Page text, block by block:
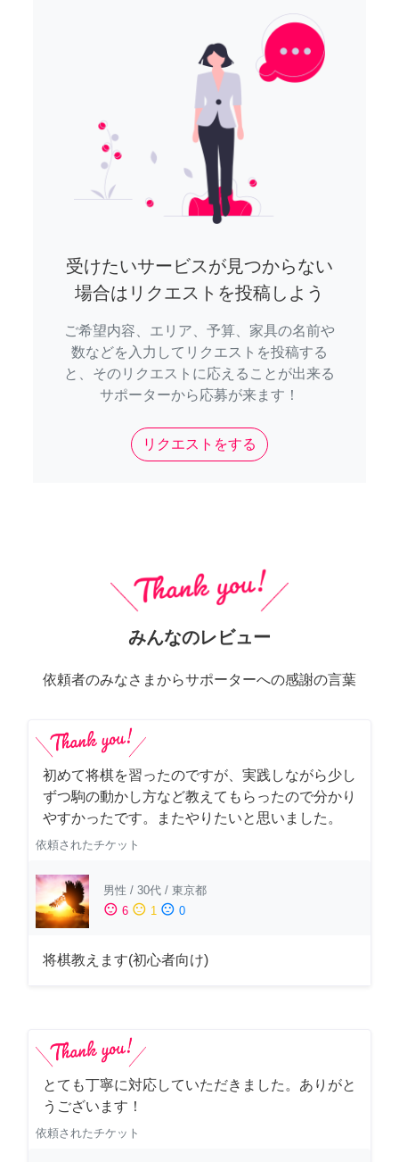
受けたいサービスが見つからない
場合はリクエストを投稿しよう
ご希望内容、エリア、予算、家具の名前や
数などを入力してリクエストを投稿する
と、そのリクエストに応えることが出来る
サポーターから応募が来ます！
リクエストをする
みんなのレビュー
依頼者のみなさまからサポーターへの感謝の言葉
初めて将棋を習ったのですが、実践しながら少し
ずつ駒の動かし方など教えてもらったので分かり
やすかったです。またやりたいと思いました。
依頼されたチケット
男性 / 30代 / 東京都
sentiment_satisfied 6 sentiment_neutral 1 sentiment_dissatisfied 0
将棋教えます(初心者向け)
とても丁寧に対応していただきました。ありがと
うございます！
依頼されたチケット